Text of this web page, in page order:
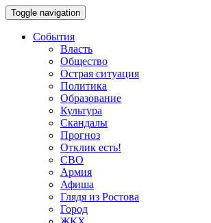
Toggle navigation
События
Власть
Общество
Острая ситуация
Политика
Образование
Культура
Скандалы
Прогноз
Отклик есть!
СВО
Армия
Афиша
Глядя из Ростова
Город